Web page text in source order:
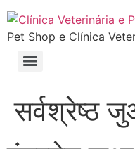
Pet Shop e Clínica
सर्वश्रेष्ठ